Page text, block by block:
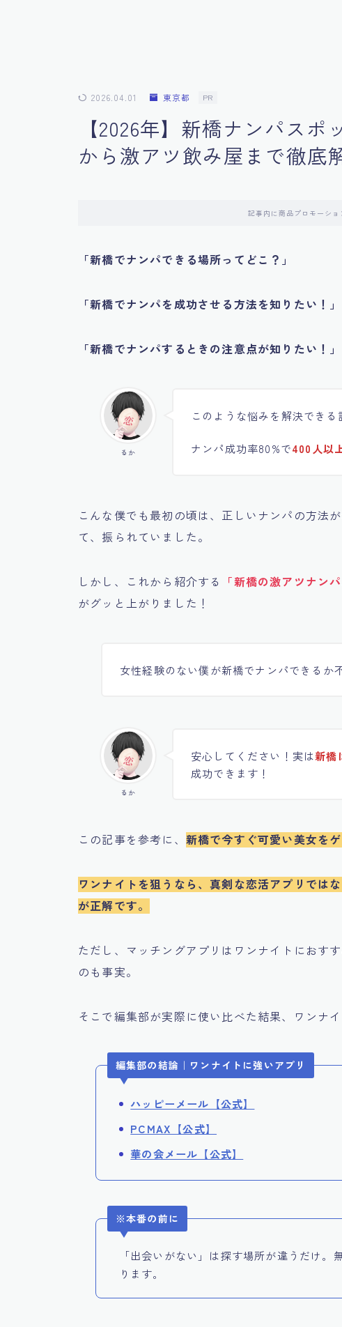
2026.04.01 東京都 PR
【2026年】新橋ナンパス
から激アツ飲み屋まで徹底
記事内に商品プロモーシ
「新橋でナンパできる場所ってどこ？」
「新橋でナンパを成功させる方法を知りたい！」
「新橋でナンパするときの注意点が知りたい！」
るか
このような悩みを解決できる
ナンパ成功率80%で400人以
こんな僕でも最初の頃は、正しいナンパの方法
て、振られていました。
しかし、これから紹介する 「新橋の激アツナン
がグッと上がりました！
女性経験のない僕が新橋でナンパできる
るか
安心してください！実は新橋
成功できます！
この記事を参考に、 新橋で今すぐ可愛い美女を
ワンナイトを狙うなら、真剣な恋活アプリでは
が正解です。
ただし、マッチングアプリはワンナイトにおす
のも事実。
そこで編集部が実際に使い比べた結果、ワンナ
編集部の結論｜ワンナイトに強いアプリ
ハッピーメール【公式】
PCMAX【公式】
華の会メール【公式】
※本番の前に
「出会いがない」は探す場所が違うだけ
ります。